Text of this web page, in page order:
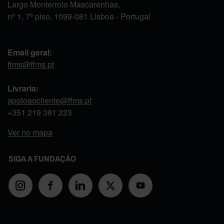
Largo Monterroio Mascarenhas,
nº 1, 7º piso, 1099-081 Lisboa - Portugal
Email geral:
ffms@ffms.pt
Livraria:
apoioaocliente@ffms.pt
+351 219 381 223
Ver no mapa
SIGA A FUNDAÇÃO